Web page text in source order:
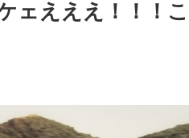
ェえええ！！！